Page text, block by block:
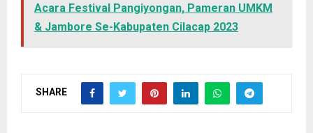
Acara Festival Pangiyongan, Pameran UMKM
& Jambore Se-Kabupaten Cilacap 2023
SHARE